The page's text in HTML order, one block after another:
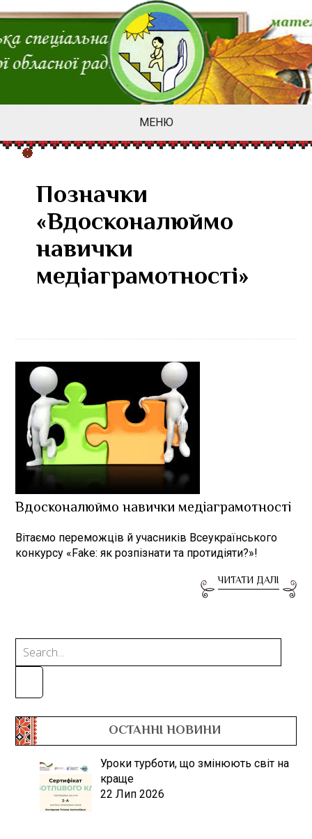
МЕНЮ
Позначки
«Вдосконалюймо
навички
медіаграмотності»
Вдосконалюймо навички медіаграмотності
Вітаємо переможців й учасників Всеукраїнського
конкурсу «Fake: як розпізнати та протидіяти?»!
ЧИТАТИ ДАЛІ
ОСТАННІ НОВИНИ
Уроки турботи, що змінюють світ на
краще
22 Лип 2026